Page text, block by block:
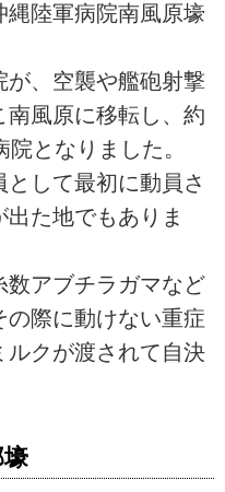
陸軍病院南風原壕
、空襲や艦砲射撃
風原に移転し、約
となりました。
して最初に動員さ
た地でもありま
数アブチラガマなど
際に動けない重症
ルクが渡されて自決